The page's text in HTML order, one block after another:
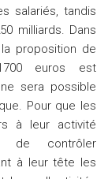
salariés, tandis
milliards. Dans
proposition de
euros est
sera possible
Pour que les
à leur activité
de contrôler
à leur tête les